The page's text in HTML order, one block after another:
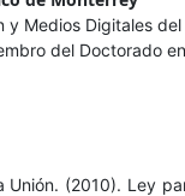
y Medios Digitales
del Doctorado
(2010). Ley